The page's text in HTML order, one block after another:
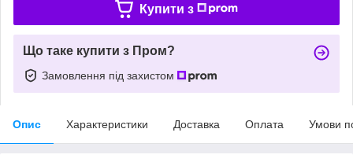
Купити з
Що таке купити з Пром?
Замовлення під захистом
Опис Характеристики Доставка Оплата Умови